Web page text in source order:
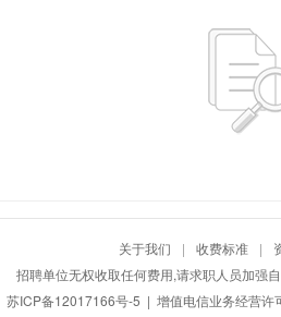
关于我们 | 收费标准 |
招聘单位无权收取任何费用,请求职人员加强
苏ICP备12017166号-5 | 增值电信业务经营